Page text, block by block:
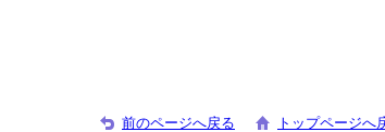
前のページへ戻る トップページへ